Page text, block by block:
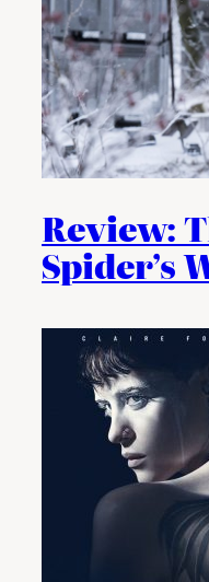
Review:
Spider’s